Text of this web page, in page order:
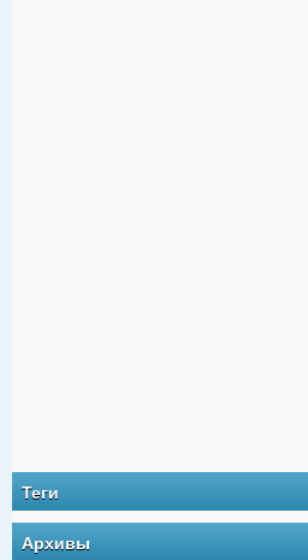
Теги
Архивы